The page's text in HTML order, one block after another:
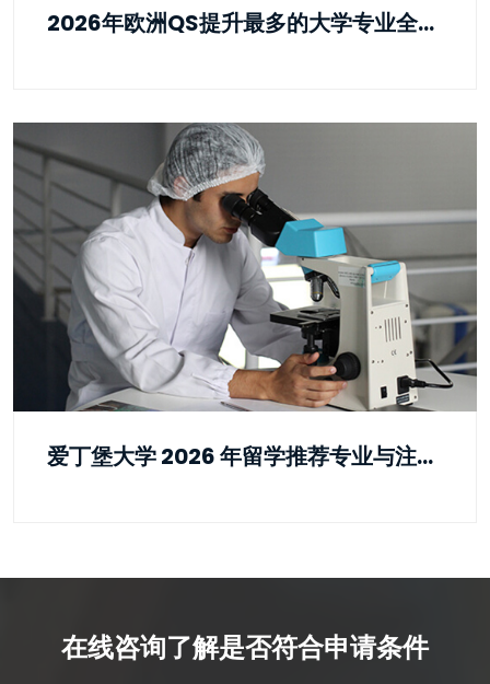
2026年欧洲QS提升最多的大学专业全解析
爱丁堡大学 2026 年留学推荐专业与注意事项
在线咨询了解是否符合申请条件